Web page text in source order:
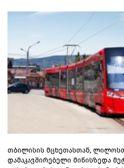
თბილისის მცხეთასთან,
დამაკავშირებელი მიწისზედა